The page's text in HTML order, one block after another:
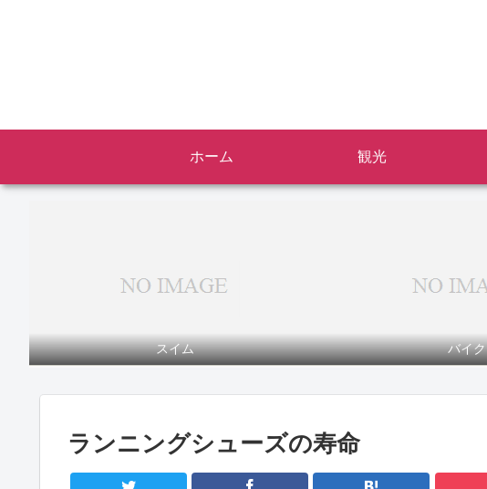
ホーム 観光
スイム バイク
ランニングシューズの寿命